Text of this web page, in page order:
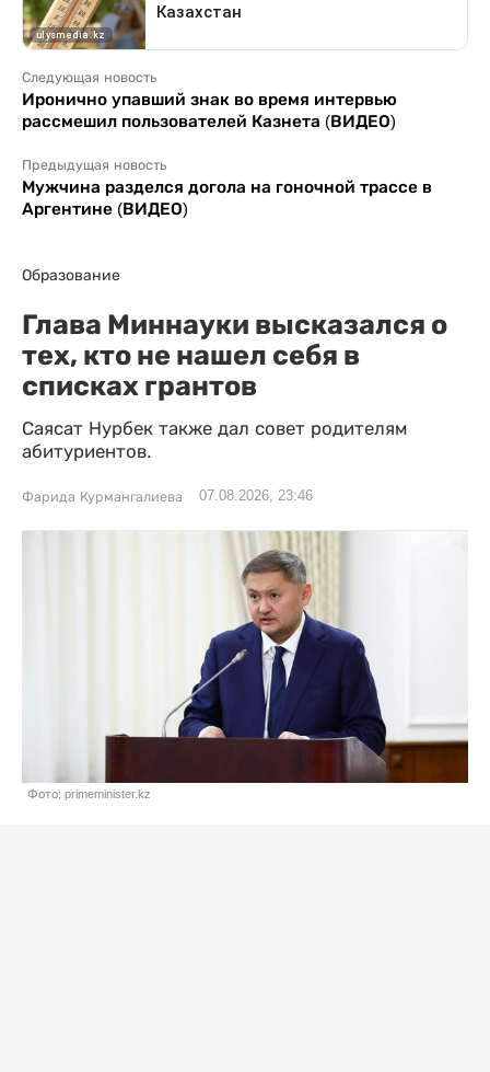
Следующая новость
Иронично упавший знак во время интервью
рассмешил пользователей Казнета (ВИДЕО)
Предыдущая новость
Мужчина разделся догола на гоночной трассе в
Аргентине (ВИДЕО)
Образование
Глава Миннауки высказался о
тех, кто не нашел себя в
списках грантов
Саясат Нурбек также дал совет родителям
абитуриентов.
Фарида Курмангалиева 07.08.2026, 23:46
Фото: primeminister.kz